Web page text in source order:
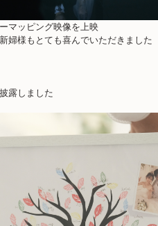
マッピング映像を上映
婦様もとても喜んでいただきました
露しました